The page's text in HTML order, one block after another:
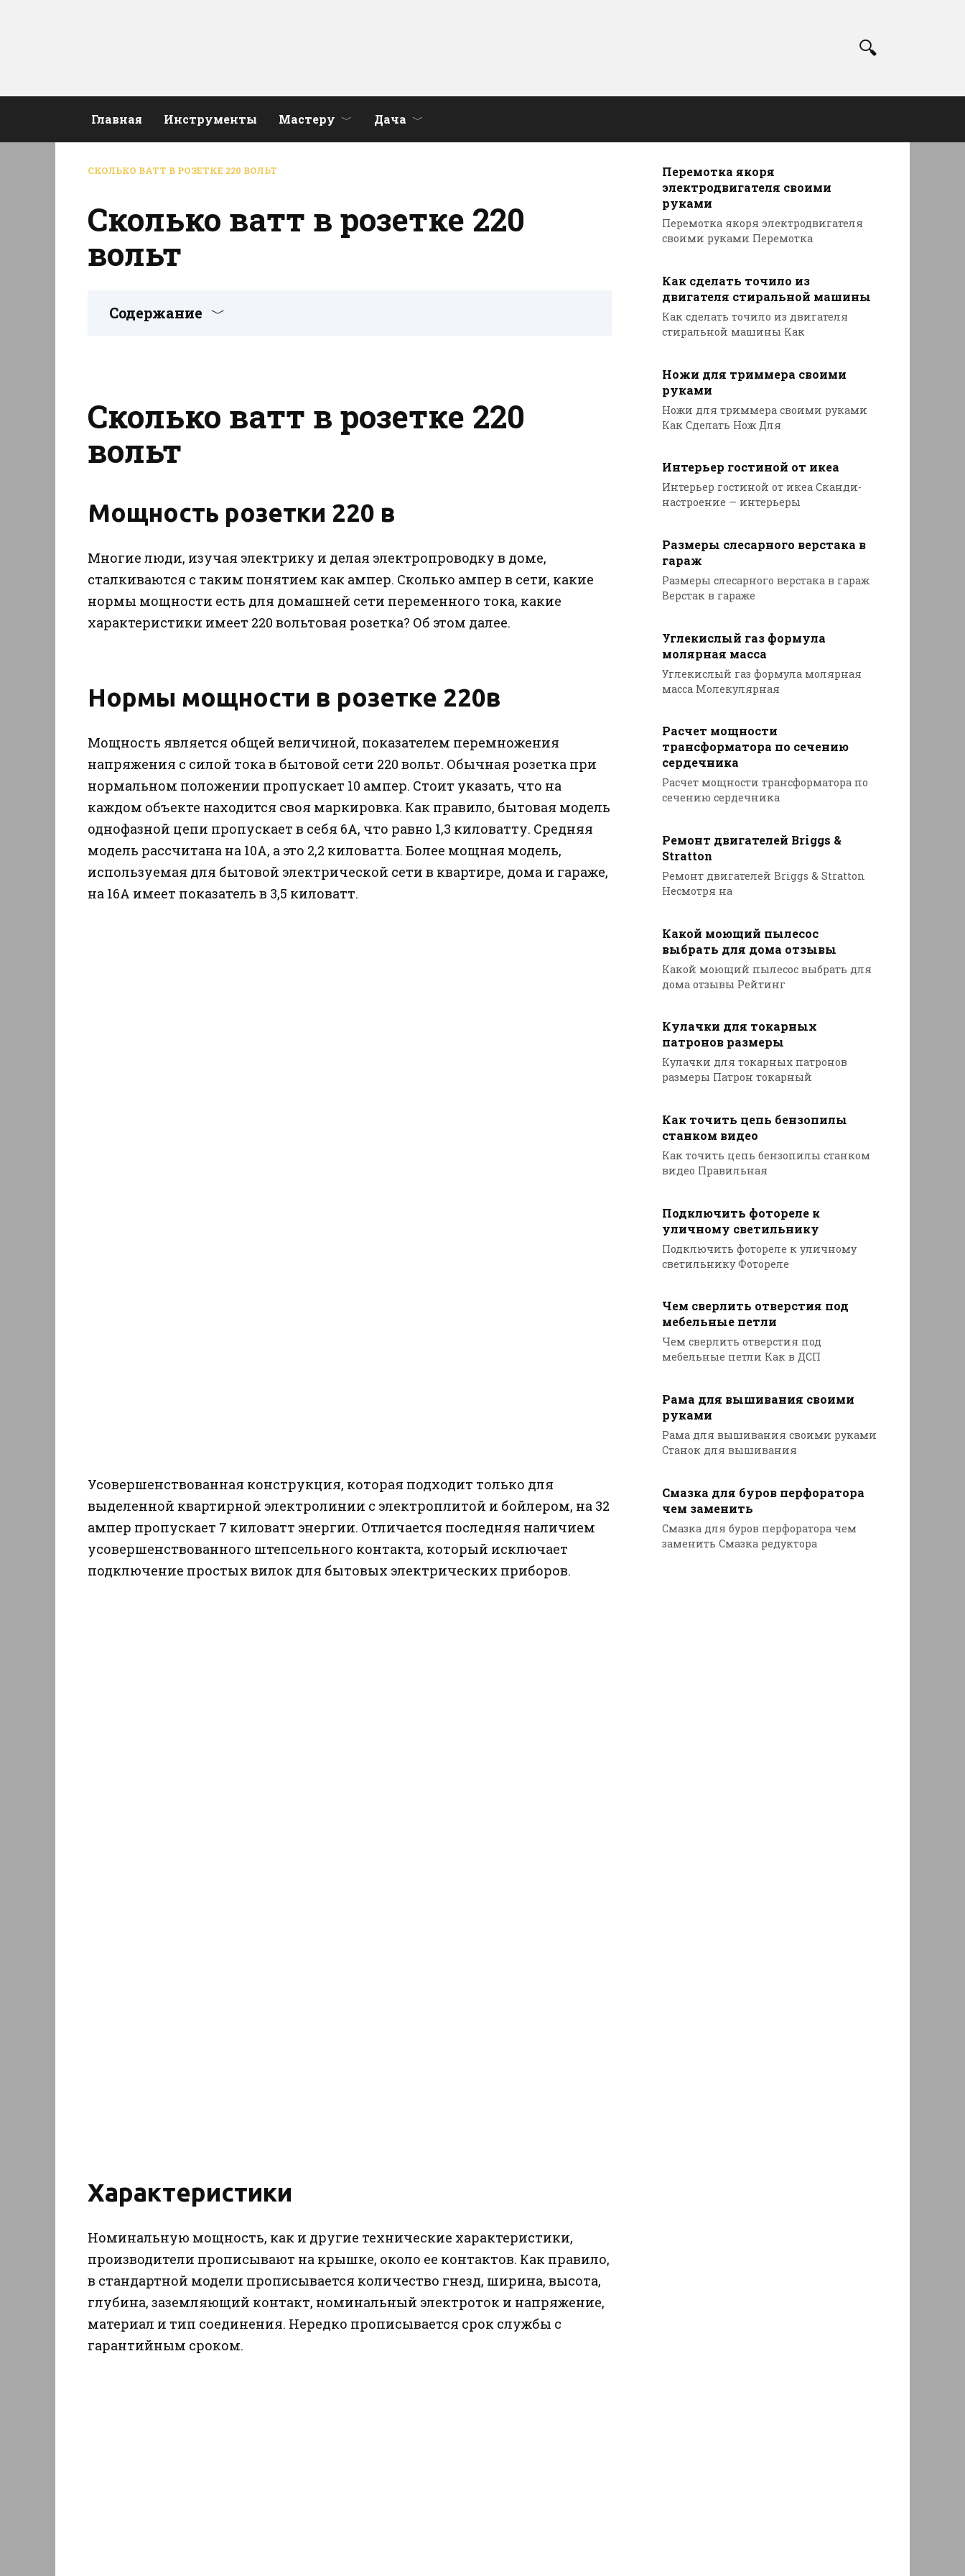
Главная Инструменты Мастеру Дача
СКОЛЬКО ВАТТ В РОЗЕТКЕ 220 ВОЛЬТ
Сколько ватт в розетке 220
вольт
Содержание
Сколько ватт в розетке 220
вольт
Мощность розетки 220 в
Многие люди, изучая электрику и делая электропроводку в доме,
сталкиваются с таким понятием как ампер. Сколько ампер в сети, какие
нормы мощности есть для домашней сети переменного тока, какие
характеристики имеет 220 вольтовая розетка? Об этом далее.
Нормы мощности в розетке 220в
Мощность является общей величиной, показателем перемножения
напряжения с силой тока в бытовой сети 220 вольт. Обычная розетка при
нормальном положении пропускает 10 ампер. Стоит указать, что на
каждом объекте находится своя маркировка. Как правило, бытовая модель
однофазной цепи пропускает в себя 6А, что равно 1,3 киловатту. Средняя
модель рассчитана на 10А, а это 2,2 киловатта. Более мощная модель,
используемая для бытовой электрической сети в квартире, дома и гараже,
на 16А имеет показатель в 3,5 киловатт.
Усовершенствованная конструкция, которая подходит только для
выделенной квартирной электролинии с электроплитой и бойлером, на 32
ампер пропускает 7 киловатт энергии. Отличается последняя наличием
усовершенствованного штепсельного контакта, который исключает
подключение простых вилок для бытовых электрических приборов.
Характеристики
Номинальную мощность, как и другие технические характеристики,
производители прописывают на крышке, около ее контактов. Как правило,
в стандартной модели прописывается количество гнезд, ширина, высота,
глубина, заземляющий контакт, номинальный электроток и напряжение,
материал и тип соединения. Нередко прописывается срок службы с
гарантийным сроком.
Перемотка якоря
электродвигателя своими
руками
Перемотка якоря электродвигателя
своими руками Перемотка
Как сделать точило из
двигателя стиральной машины
Как сделать точило из двигателя
стиральной машины Как
Ножи для триммера своими
руками
Ножи для триммера своими руками
Как Сделать Нож Для
Интерьер гостиной от икеа
Интерьер гостиной от икеа Сканди-
настроение — интерьеры
Размеры слесарного верстака в
гараж
Размеры слесарного верстака в гараж
Верстак в гараже
Углекислый газ формула
молярная масса
Углекислый газ формула молярная
масса Молекулярная
Расчет мощности
трансформатора по сечению
сердечника
Расчет мощности трансформатора по
сечению сердечника
Ремонт двигателей Briggs &
Stratton
Ремонт двигателей Briggs & Stratton
Несмотря на
Какой моющий пылесос
выбрать для дома отзывы
Какой моющий пылесос выбрать для
дома отзывы Рейтинг
Кулачки для токарных
патронов размеры
Кулачки для токарных патронов
размеры Патрон токарный
Как точить цепь бензопилы
станком видео
Как точить цепь бензопилы станком
видео Правильная
Подключить фотореле к
уличному светильнику
Подключить фотореле к уличному
светильнику Фотореле
Чем сверлить отверстия под
мебельные петли
Чем сверлить отверстия под
мебельные петли Как в ДСП
Рама для вышивания своими
руками
Рама для вышивания своими руками
Станок для вышивания
Смазка для буров перфоратора
чем заменить
Смазка для буров перфоратора чем
заменить Смазка редуктора